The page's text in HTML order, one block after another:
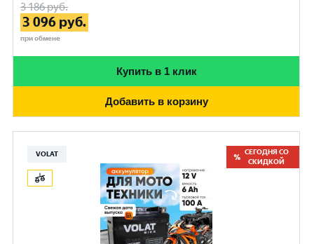
3 186руб.
3 096 руб.
при обмене
Купить в 1 клик
Добавить в корзину
VOLAT
СЕГОДНЯ СО
СКИДКОЙ